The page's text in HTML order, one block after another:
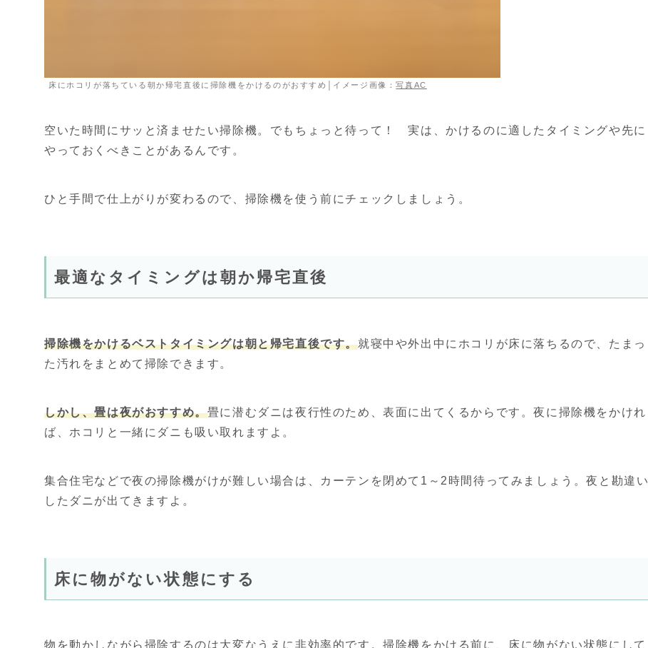
床にホコリが落ちている朝か帰宅直後に掃除機をかけるのがおすすめ│イメージ画像：写真AC
空いた時間にサッと済ませたい掃除機。でもちょっと待って！ 実は、かけるのに適したタイミングや先に
やっておくべきことがあるんです。
ひと手間で仕上がりが変わるので、掃除機を使う前にチェックしましょう。
最適なタイミングは朝か帰宅直後
掃除機をかけるベストタイミングは朝と帰宅直後です。就寝中や外出中にホコリが床に落ちるので、たまっ
た汚れをまとめて掃除できます。
しかし、畳は夜がおすすめ。畳に潜むダニは夜行性のため、表面に出てくるからです。夜に掃除機をかけれ
ば、ホコリと一緒にダニも吸い取れますよ。
集合住宅などで夜の掃除機がけが難しい場合は、カーテンを閉めて1～2時間待ってみましょう。夜と勘違い
したダニが出てきますよ。
床に物がない状態にする
物を動かしながら掃除するのは大変なうえに非効率的です。掃除機をかける前に、床に物がない状態にして